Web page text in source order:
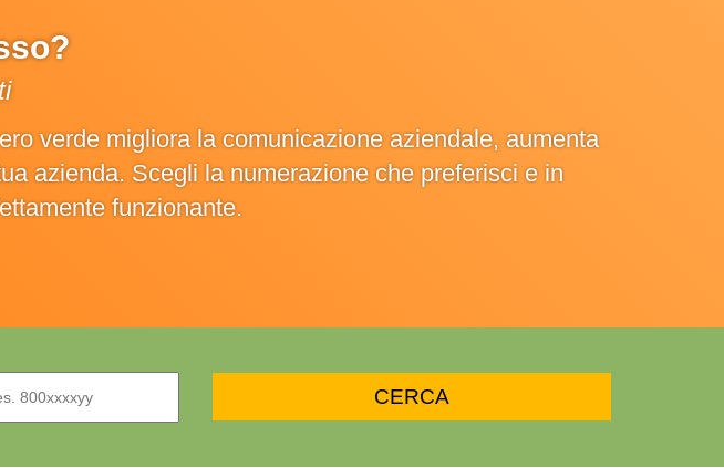
verde migliora la comunicazione aziendale, aumenta
azienda. Scegli la numerazione che preferisci e in
funzionante.